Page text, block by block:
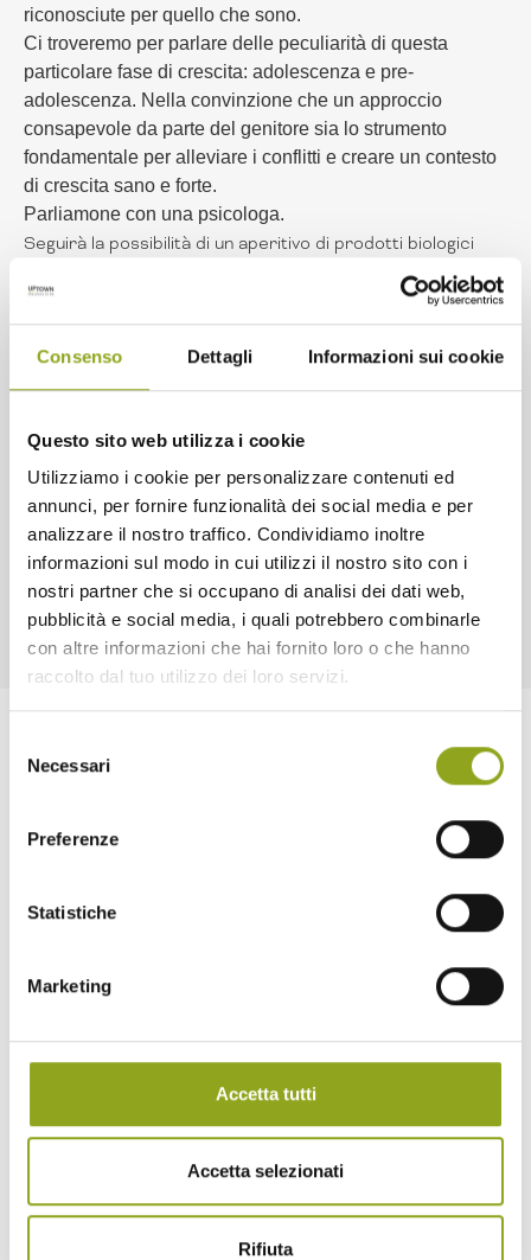
Consenso Dettagli Informazioni sui cookie
Questo sito web utilizza i cookie
Utilizziamo i cookie per personalizzare contenuti ed
annunci, per fornire funzionalità dei social media e per
analizzare il nostro traffico. Condividiamo inoltre
informazioni sul modo in cui utilizzi il nostro sito con i
nostri partner che si occupano di analisi dei dati web,
pubblicità e social media, i quali potrebbero combinarle
con altre informazioni che hai fornito loro o che hanno
raccolto dal tuo utilizzo dei loro servizi.
delNecessari
Preferenze
Statistiche
Marketing
Accetta tutti
Accetta selezionati
Rifiuta
riconosciute per quello che sono.
Ci troveremo per parlare delle peculiarità di questa
particolare fase di crescita: adolescenza e pre-
adolescenza. Nella convinzione che un approccio
consapevole da parte del genitore sia lo strumento
fondamentale per alleviare i conflitti e creare un contesto
di crescita sano e forte.
Parliamone con una psicologa.
Seguirà la possibilità di un aperitivo di prodotti biologici
sotto i portici della Cascina, per scambiare due
chiacchiere e conoscersi.
Iscrizione obbligatoria compilando il seguente form
https://www.eventbrite.it/e/biglietti-comunicare-con-gli-
adolescenti-62347017608
Cascina Merlata, Via Pasolini, 3 - Mezzi: M1 fermata Molino
Dorino, autobus 35.
Cascina Merlata, Via Pasolini, 3 - Mezzi: M1 fermata
Molino Dorino, autobus 35.
Quartiere UpTown
Benessere naturale a 360°
Cascina Spazio Vivo
Sostenibilità
Progetti e iniziative